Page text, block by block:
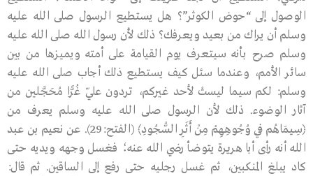
الوصول إلى “حوض الكوثر”؟ هل يستطيع الرسول صلى الله عليه
وسلم أن يراك من بعيد ويعرفك؟ ذلك لأن رسول الله صلى الله عليه
وسلم صرح بأنه سيتعرف يوم القيامة على أمته ويميزها من بين
سائر الأمم، وعندما سئل كيف يستطيع ذلك أجاب صلى الله عليه
وسلم: لكم سيما ليستْ لأحد غيركم، تردون عليّ غُرًّا مُحَجَّلين من
آثار الوضوء. ذلك لأن الرسول صلى الله عليه وسلم يعرف من
﴿سِيمَاهُم فِي وُجُوهِهِمْ مِنْ أَثَرِ السُّجُودِ﴾ (الفتح:29). عن نعيم بن عبد
الله أنه رأى أبا هريرة يتوضأ رضي الله عنه؛ فغسل وجهه ويديه حتى
كاد يبلغ المنكبين، ثم غسل رجليه حتى رفع إلى الساقين. ثم قال: